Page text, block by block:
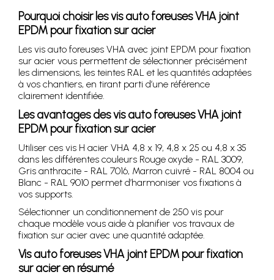
Pourquoi choisir les vis auto foreuses VHA joint
EPDM pour fixation sur acier
Les vis auto foreuses VHA avec joint EPDM pour fixation
sur acier vous permettent de sélectionner précisément
les dimensions, les teintes RAL et les quantités adaptées
à vos chantiers, en tirant parti d’une référence
clairement identifiée.
Les avantages des vis auto foreuses VHA joint
EPDM pour fixation sur acier
Utiliser ces vis H acier VHA 4,8 x 19, 4,8 x 25 ou 4,8 x 35
dans les différentes couleurs Rouge oxyde - RAL 3009,
Gris anthracite - RAL 7016, Marron cuivré - RAL 8004 ou
Blanc - RAL 9010 permet d’harmoniser vos fixations à
vos supports.
Sélectionner un conditionnement de 250 vis pour
chaque modèle vous aide à planifier vos travaux de
fixation sur acier avec une quantité adaptée.
Vis auto foreuses VHA joint EPDM pour fixation
sur acier en résumé